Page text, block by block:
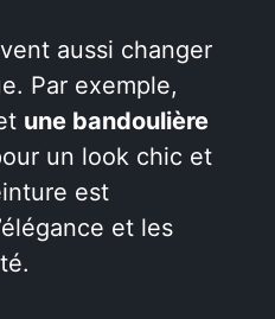
aussi changer
Par exemple,
une bandoulière
un look chic et
est
et les